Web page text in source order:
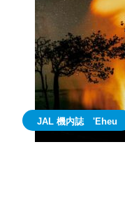
JAL 機内誌 'Eheu